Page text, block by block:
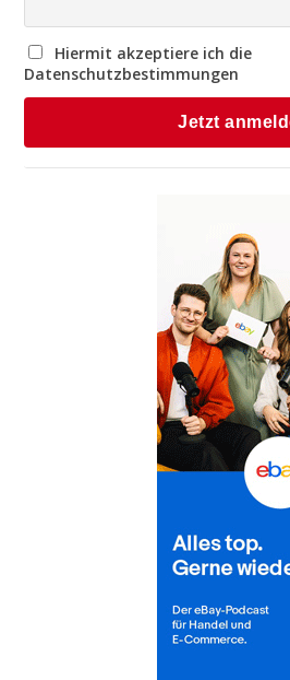
Hiermit akzeptiere ich die
Datenschutzbestimmungen